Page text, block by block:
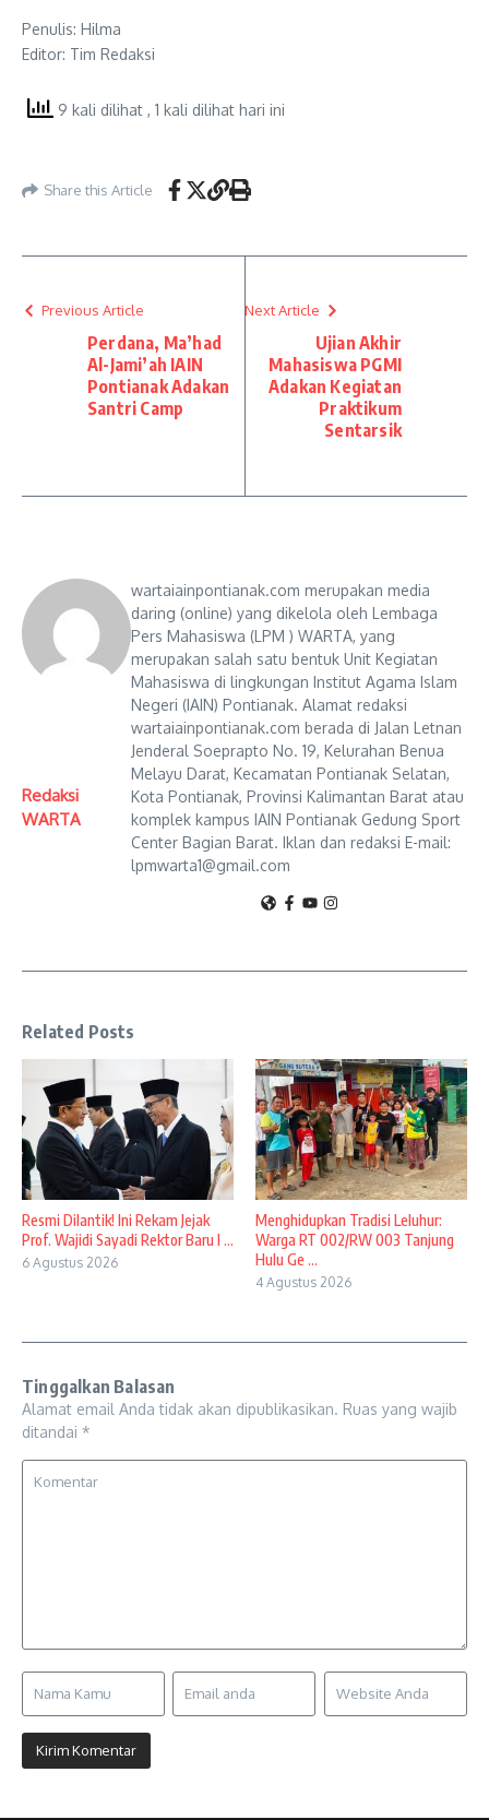
Penulis: Hilma
Editor: Tim Redaksi
9 kali dilihat , 1 kali dilihat hari ini
Share this Article
Previous Article
Perdana, Ma’had
Al-Jami’ah IAIN
Pontianak Adakan
Santri Camp
Next Article
Ujian Akhir
Mahasiswa PGMI
Adakan Kegiatan
Praktikum
Sentarsik
Redaksi
WARTA
wartaiainpontianak.com merupakan media
daring (online) yang dikelola oleh Lembaga
Pers Mahasiswa (LPM ) WARTA, yang
merupakan salah satu bentuk Unit Kegiatan
Mahasiswa di lingkungan Institut Agama Islam
Negeri (IAIN) Pontianak. Alamat redaksi
wartaiainpontianak.com berada di Jalan Letnan
Jenderal Soeprapto No. 19, Kelurahan Benua
Melayu Darat, Kecamatan Pontianak Selatan,
Kota Pontianak, Provinsi Kalimantan Barat atau
komplek kampus IAIN Pontianak Gedung Sport
Center Bagian Barat. Iklan dan redaksi E-mail:
lpmwarta1@gmail.com
Related Posts
Resmi Dilantik! Ini Rekam Jejak
Prof. Wajidi Sayadi Rektor Baru I ...
6 Agustus 2026
Menghidupkan Tradisi Leluhur:
Warga RT 002/RW 003 Tanjung
Hulu Ge ...
4 Agustus 2026
Tinggalkan Balasan
Alamat email Anda tidak akan dipublikasikan. Ruas yang wajib
ditandai *